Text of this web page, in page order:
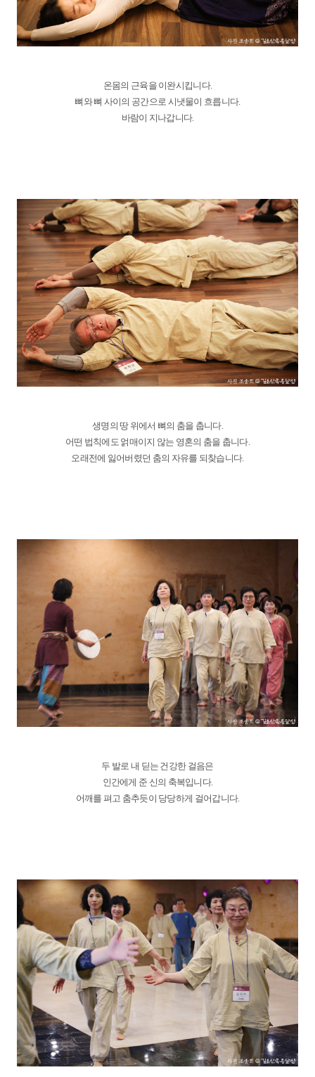
온몸의 근육을 이완시킵니다.
뼈와 뼈 사이의 공간으로 시냇물이 흐릅니다.
바람이 지나갑니다.
생명의 땅 위에서 뼈의 춤을 춥니다.
어떤 법칙에도 얽매이지 않는 영혼의 춤을 춥니다.
오래전에 잃어버렸던 춤의 자유를 되찾습니다.
두 발로 내 딛는 건강한 걸음은
인간에게 준 신의 축복입니다.
어깨를 펴고 춤추듯이 당당하게 걸어갑니다.